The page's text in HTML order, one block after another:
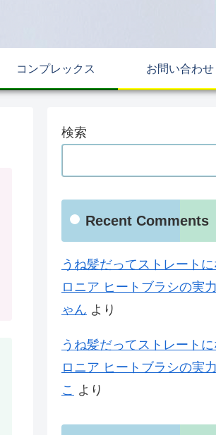
コンプレックス お問い合わせ
検索
Recent Comments
うね髪だってストレート
ロニア ヒートブラシの実力
ゃん より
うね髪だってストレート
ロニア ヒートブラシの実力
こ より